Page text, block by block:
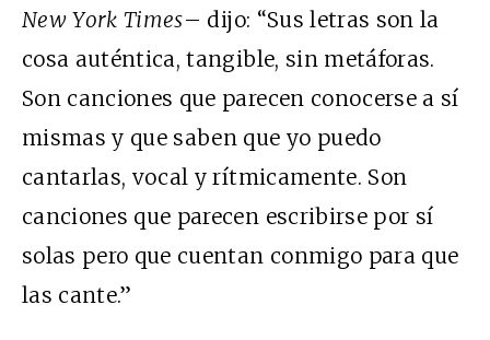
New York Times– dijo: “Sus letras son la
cosa auténtica, tangible, sin metáforas.
Son canciones que parecen conocerse a sí
mismas y que saben que yo puedo
cantarlas, vocal y rítmicamente. Son
canciones que parecen escribirse por sí
solas pero que cuentan conmigo para que
las cante.”